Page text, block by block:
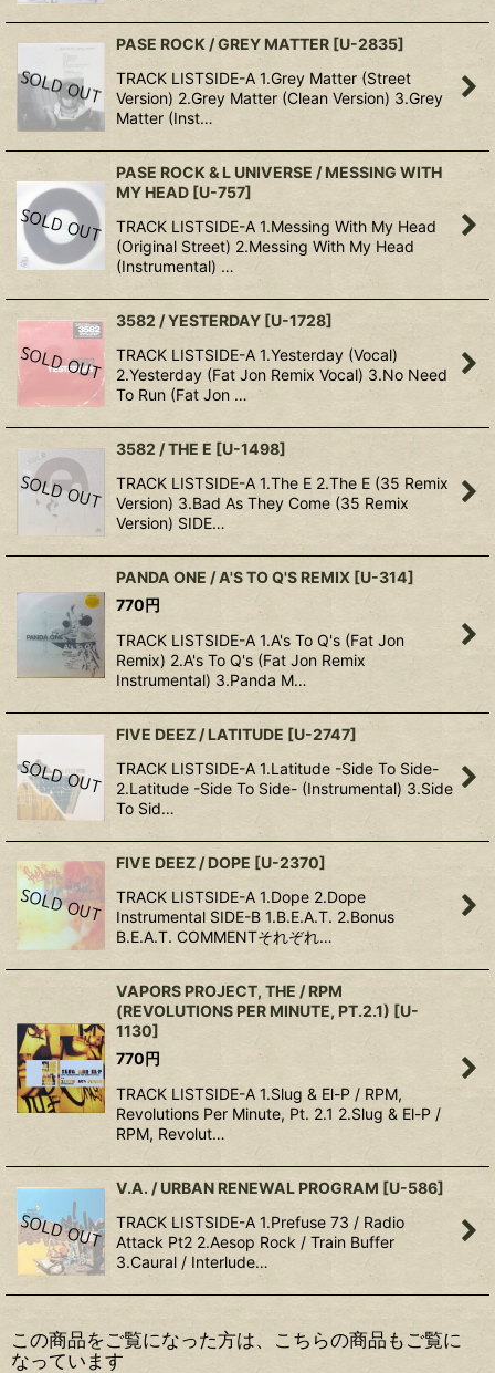
PASE ROCK / GREY MATTER [U-2835]
TRACK LISTSIDE-A 1.Grey Matter (Street
Version) 2.Grey Matter (Clean Version) 3.Grey
Matter (Inst…
PASE ROCK & L UNIVERSE / MESSING WITH
MY HEAD [U-757]
TRACK LISTSIDE-A 1.Messing With My Head
(Original Street) 2.Messing With My Head
(Instrumental) …
3582 / YESTERDAY [U-1728]
TRACK LISTSIDE-A 1.Yesterday (Vocal)
2.Yesterday (Fat Jon Remix Vocal) 3.No Need
To Run (Fat Jon …
3582 / THE E [U-1498]
TRACK LISTSIDE-A 1.The E 2.The E (35 Remix
Version) 3.Bad As They Come (35 Remix
Version) SIDE…
PANDA ONE / A'S TO Q'S REMIX [U-314]
770円
TRACK LISTSIDE-A 1.A's To Q's (Fat Jon
Remix) 2.A's To Q's (Fat Jon Remix
Instrumental) 3.Panda M…
FIVE DEEZ / LATITUDE [U-2747]
TRACK LISTSIDE-A 1.Latitude -Side To Side-
2.Latitude -Side To Side- (Instrumental) 3.Side
To Sid…
FIVE DEEZ / DOPE [U-2370]
TRACK LISTSIDE-A 1.Dope 2.Dope
Instrumental SIDE-B 1.B.E.A.T. 2.Bonus
B.E.A.T. COMMENTそれぞれ…
VAPORS PROJECT, THE / RPM
(REVOLUTIONS PER MINUTE, PT.2.1) [U-
1130]
770円
TRACK LISTSIDE-A 1.Slug & El-P / RPM,
Revolutions Per Minute, Pt. 2.1 2.Slug & El-P /
RPM, Revolut…
V.A. / URBAN RENEWAL PROGRAM [U-586]
TRACK LISTSIDE-A 1.Prefuse 73 / Radio
Attack Pt2 2.Aesop Rock / Train Buffer
3.Caural / Interlude…
この商品をご覧になった方は、こちらの商品もご覧に
なっています